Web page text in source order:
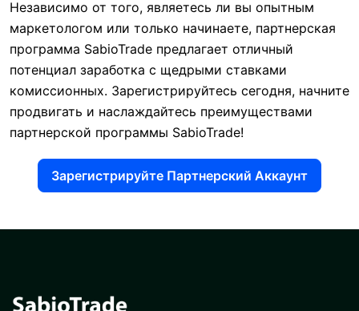
Независимо от того, являетесь ли вы опытным
маркетологом или только начинаете, партнерская
программа SabioTrade предлагает отличный
потенциал заработка с щедрыми ставками
комиссионных. Зарегистрируйтесь сегодня, начните
продвигать и наслаждайтесь преимуществами
партнерской программы SabioTrade!
Зарегистрируйте Партнерский Аккаунт